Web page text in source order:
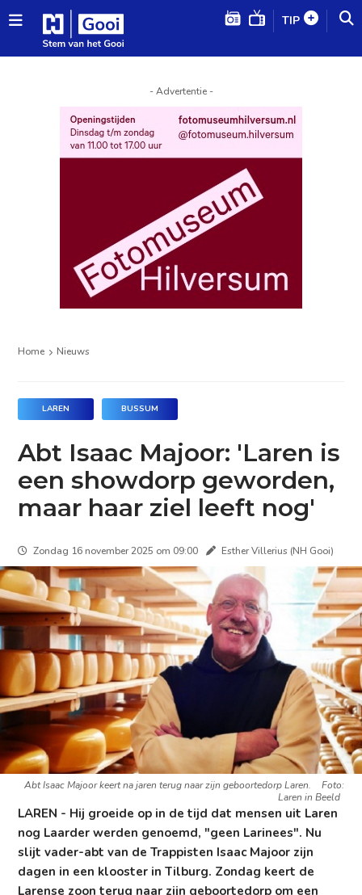
TIP
- Advertentie -
Home Nieuws
LAREN BUSSUM
Abt Isaac Majoor: 'Laren is
een showdorp geworden,
maar haar ziel leeft nog'
Zondag 16 november 2025 om 09:00 Esther Villerius (NH Gooi)
Abt Isaac Majoor keert na jaren terug naar zijn geboortedorp Laren.
Foto:
Laren in Beeld
LAREN - Hij groeide op in de tijd dat mensen uit Laren
nog Laarder werden genoemd, "geen Larinees". Nu
slijt vader-abt van de Trappisten Isaac Majoor zijn
dagen in een klooster in Tilburg. Zondag keert de
Larense zoon terug naar zijn geboortedorp om een